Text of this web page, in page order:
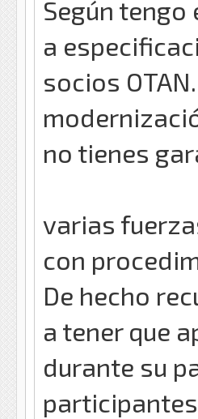
Según
a
socios
no tienes
varias
con
De hecho
a tener que
durante su